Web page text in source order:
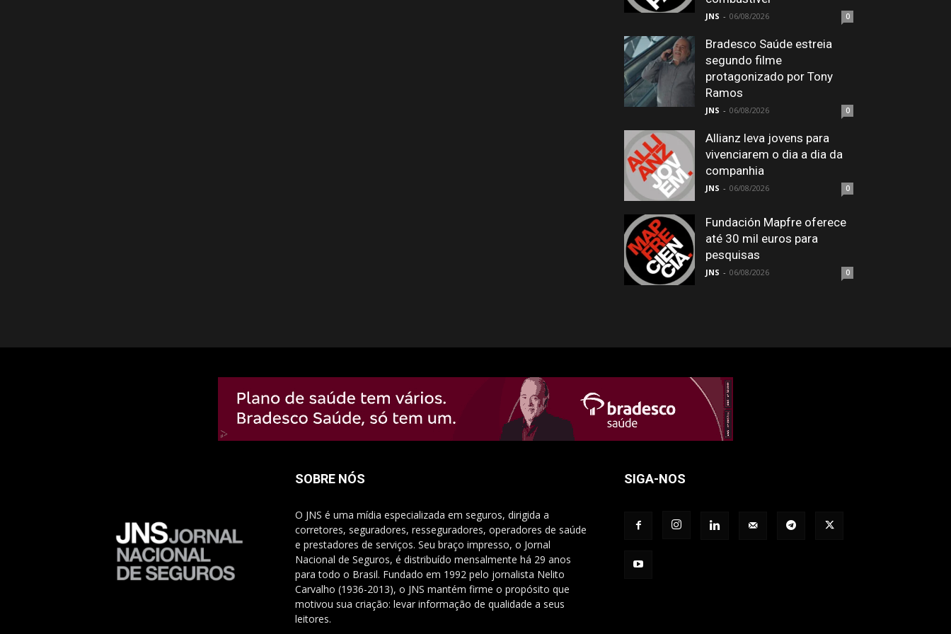
JNS - 06/08/2026 0
Bradesco Saúde estreia
segundo filme
protagonizado por Tony
Ramos
JNS - 06/08/2026 0
Allianz leva jovens para
vivenciarem o dia a dia da
companhia
JNS - 06/08/2026 0
Fundación Mapfre oferece
até 30 mil euros para
pesquisas
JNS - 06/08/2026 0
SOBRE NÓS
O JNS é uma mídia especializada em seguros, dirigida a
corretores, seguradores, resseguradores, operadores de saúde
e prestadores de serviços. Seu braço impresso, o Jornal
Nacional de Seguros, é distribuído mensalmente há 29 anos
para todo o Brasil. Fundado em 1992 pelo jornalista Nelito
Carvalho (1936-2013), o JNS mantém firme o propósito que
motivou sua criação: levar informação de qualidade a seus
leitores.
SIGA-NOS